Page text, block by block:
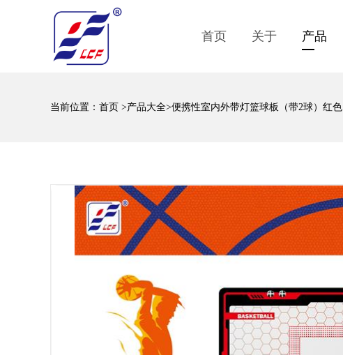
首页 关于 产品
当前位置： 首页 >产品大全>便携性室内外带灯篮球板（带2球）红色